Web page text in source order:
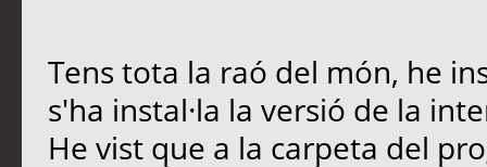
Tens tota la raó del món, he
s'ha instal·la la versió de la
He vist que a la carpeta del